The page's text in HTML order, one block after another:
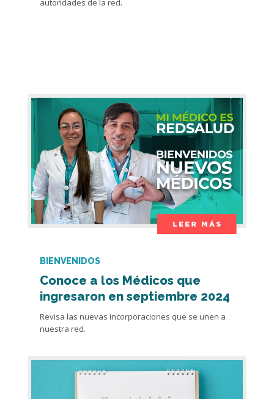
autoridades de la red.
BIENVENIDOS
Conoce a los Médicos que
ingresaron en septiembre 2024
Revisa las nuevas incorporaciones que se unen a
nuestra red.